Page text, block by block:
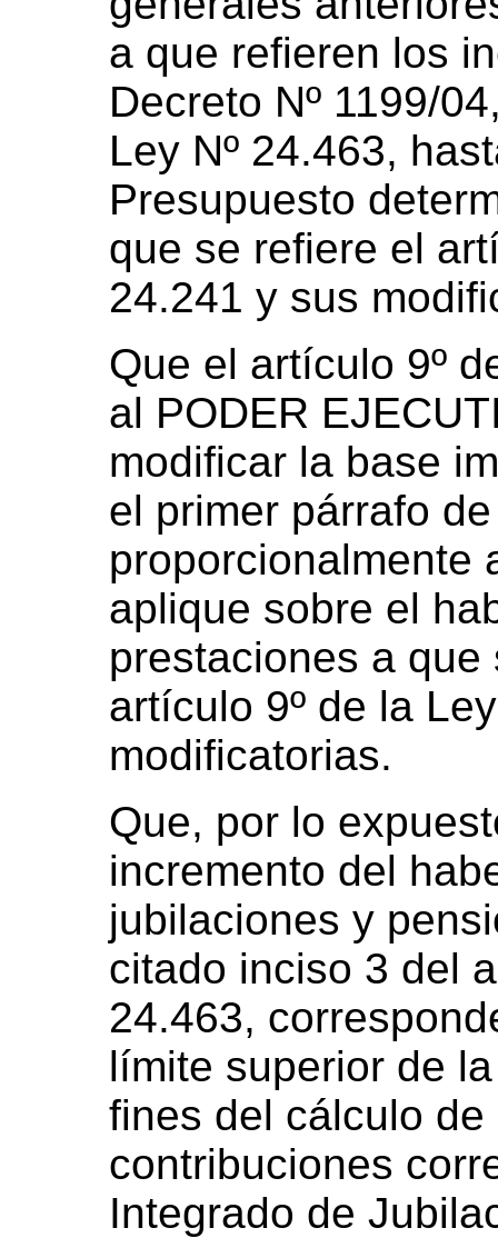
a que refieren los
Decreto Nº 1199/
Ley Nº 24.463,
Presupuesto
que se refiere el
24.241 y sus
Que el artículo 9º
al PODER
modificar la base
el primer párrafo
proporcionalmente
aplique sobre el
prestaciones a
artículo 9º de la
modificatorias.
Que, por lo
incremento del
jubilaciones y
citado inciso 3 del
24.463,
límite superior de
fines del cálculo
contribuciones
Integrado de